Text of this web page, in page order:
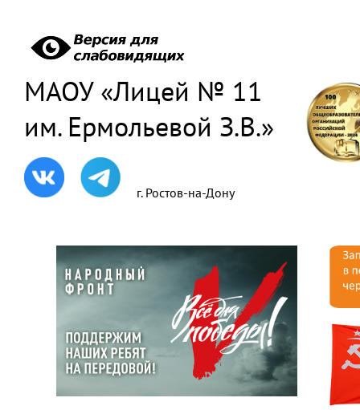
МАОУ «Лицей № 11
им. Ермольевой З.В.»
г. Ростов-на-Дону